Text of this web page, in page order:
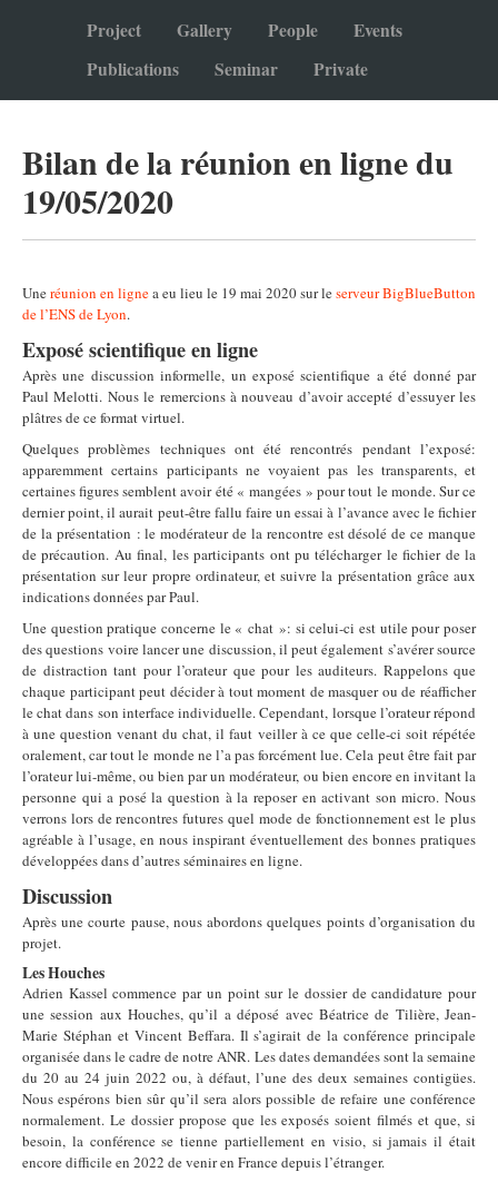
Project Gallery People
Events
Publications
Seminar Private
Bilan de la réunion en ligne du
19/05/2020
Uneréunion en lignea eu lieu le 19 mai 2020 sur leserveur BigBlueButton
de l’ENS de Lyon.
Exposé scientifique en ligne
Après une discussion informelle, un exposé scientifique a été donné par
Paul Melotti. Nous le remercions à nouveau d’avoir accepté d’essuyer les
plâtres de ce format virtuel.
Quelques problèmes techniques ont été rencontrés pendant l’exposé:
apparemment certains participants ne voyaient pas les transparents, et
certaines figures semblent avoir été « mangées » pour tout le monde. Sur ce
dernier point, il aurait peut-être fallu faire un essai à l’avance avec le fichier
de la présentation : le modérateur de la rencontre est désolé de ce manque
de précaution. Au final, les participants ont pu télécharger le fichier de la
présentation sur leur propre ordinateur, et suivre la présentation grâce aux
indications données par Paul.
Une question pratique concerne le « chat »: si celui-ci est utile pour poser
des questions voire lancer une discussion, il peut également s’avérer source
de distraction tant pour l’orateur que pour les auditeurs. Rappelons que
chaque participant peut décider à tout moment de masquer ou de réafficher
le chat dans son interface individuelle. Cependant, lorsque l’orateur répond
à une question venant du chat, il faut veiller à ce que celle-ci soit répétée
oralement, car tout le monde ne l’a pas forcément lue. Cela peut être fait par
l’orateur lui-même, ou bien par un modérateur, ou bien encore en invitant la
personne qui a posé la question à la reposer en activant son micro. Nous
verrons lors de rencontres futures quel mode de fonctionnement est le plus
agréable à l’usage, en nous inspirant éventuellement des bonnes pratiques
développées dans d’autres séminaires en ligne.
Discussion
Après une courte pause, nous abordons quelques points d’organisation du
projet.
Les Houches
Adrien Kassel commence par un point sur le dossier de candidature pour
une session aux Houches, qu’il a déposé avec Béatrice de Tilière, Jean-
Marie Stéphan et Vincent Beffara. Il s’agirait de la conférence principale
organisée dans le cadre de notre ANR. Les dates demandées sont la semaine
du 20 au 24 juin 2022 ou, à défaut, l’une des deux semaines contigües.
Nous espérons bien sûr qu’il sera alors possible de refaire une conférence
normalement. Le dossier propose que les exposés soient filmés et que, si
besoin, la conférence se tienne partiellement en visio, si jamais il était
encore difficile en 2022 de venir en France depuis l’étranger.